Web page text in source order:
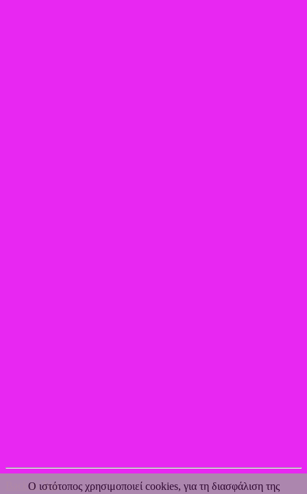
Back to Top
Ο ιστότοπος χρησιμοποιεί cookies, για τη διασφάλιση της